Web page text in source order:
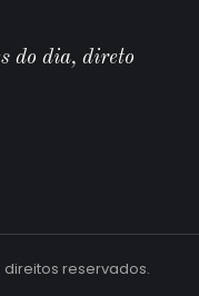
do dia, direto
reservados.